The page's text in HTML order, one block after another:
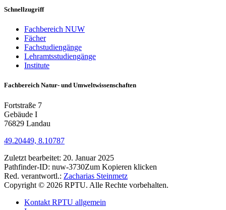
Schnellzugriff
Fachbereich NUW
Fächer
Fachstudiengänge
Lehramtsstudiengänge
Institute
Fachbereich Natur- und Umweltwissenschaften
Fortstraße 7
Gebäude I
76829 Landau
49.20449, 8.10787
Zuletzt bearbeitet: 20. Januar 2025
Pathfinder-ID: nuw-3730Zum Kopieren klicken
Red. verantwortl.: Zacharias Steinmetz
Copyright © 2026 RPTU. Alle Rechte vorbehalten.
Kontakt RPTU allgemein